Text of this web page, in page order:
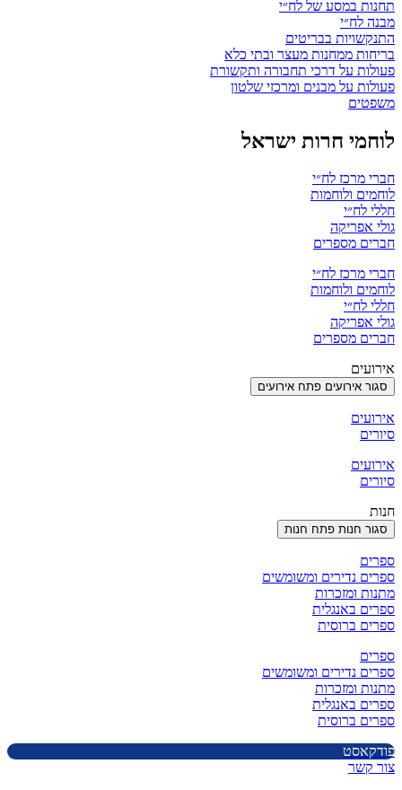
תחנות במסע של לח״י
מבנה לח״י
התנקשויות בבריטים
בריחות ממחנות מעצר ובתי כלא
פעולות על דרכי תחבורה ותקשורת
פעולות על מבנים ומרכזי שלטון
משפטים
לוחמי חרות ישראל
חברי מרכז לח״י
לוחמים ולוחמות
חללי לח״י
גולי אפריקה
חברים מספרים
חברי מרכז לח״י
לוחמים ולוחמות
חללי לח״י
גולי אפריקה
חברים מספרים
אירועים
סגור אירועים פתח אירועים
אירועים
סיורים
אירועים
סיורים
חנות
סגור חנות פתח חנות
ספרים
ספרים נדירים ומשומשים
מתנות ומזכרות
ספרים באנגלית
ספרים ברוסית
ספרים
ספרים נדירים ומשומשים
מתנות ומזכרות
ספרים באנגלית
ספרים ברוסית
פודקאסט
צור קשר